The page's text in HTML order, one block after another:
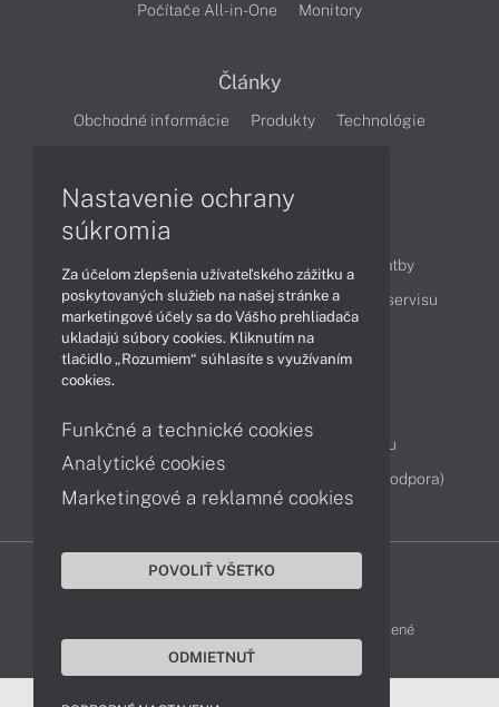
Počítače All-in-One
Monitory
Články
Obchodné informácie Produkty
Technológie
Ako nakupovať
Možnosti doručenia a platby
Podpora a servis
Servisné služby Cenník servisu
Kontakty
Reklamácia tovaru
Diagnostiky online
TeamViewer (vzdialená podpora)
DELL-SHOP © 2011 - 2026 Všetky práva vyhradené
Nastavenie ochrany
súkromia
Za účelom zlepšenia užívateľského zážitku a
poskytovaných služieb na našej stránke a
marketingové účely sa do Vášho prehliadača
ukladajú súbory cookies. Kliknutím na
tlačidlo „Rozumiem“ súhlasíte s využívaním
cookies.
Funkčné a technické cookies
Analytické cookies
Marketingové a reklamné cookies
POVOLIŤ VŠETKO
ODMIETNUŤ